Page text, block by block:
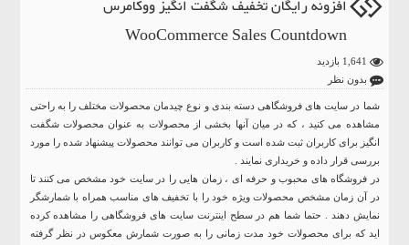
افزونه رایگان تخفیف شگفت انگیز ووکامرس
WooCommerce Sales Countdown
بدون نظر
شما در سایت های فروشگاهی دسته بندی و نوع چیدمان محصولات مختلف را به راحتی
مشاهده می کنید ، که در میان آنها بخشی از محصولات به عنوان محصولات شگفت
انگیز برای کاربران ثبت شده است و کاربران می توانند محصولات پیشنهاد شده را مورد
بررسی قرار داده و خریداری نمایند .
در فروشگاه های محبوب و حرفه ای ، زمان هایی را در سایت خود مشخص می کنند تا
در آن زمان مشخص محصولات ویژه خود را با تخفیف های مناسب همراه با شمارشگر
نمایش دهند . حتما شما هم در سطح اینترنت سایت های فروشگاهی را مشاهده کرده
اید که برای محصولات خود مدت زمانی را به صورت شمارش معکوس در نظر گرفته